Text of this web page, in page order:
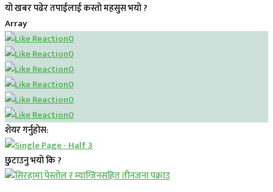
यो खबर पढेर तपाईलाई कस्तो महसुस भयो ?
Array
0
0
0
0
0
0
शेयर गर्नुहोस:
छुटाउनु भयो कि ?